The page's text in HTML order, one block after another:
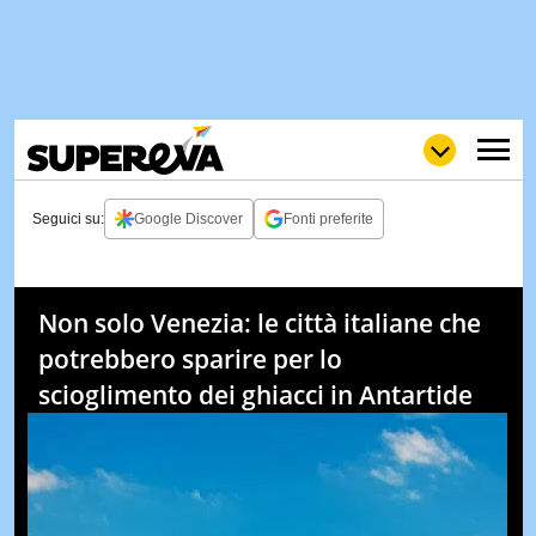
WOW
POP
NEWS
STORIE
Seguici su: Google Discover Fonti preferite
Non solo Venezia: le città italiane che
potrebbero sparire per lo
scioglimento dei ghiacci in Antartide